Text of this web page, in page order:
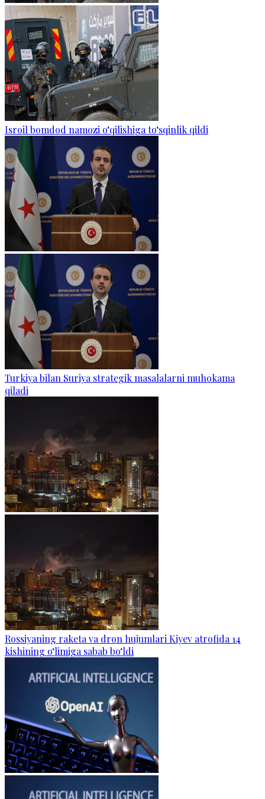
Isroil bomdod namozi o‘qilishiga to‘sqinlik qildi
Turkiya bilan Suriya strategik masalalarni muhokama
qiladi
Rossiyaning raketa va dron hujumlari Kiyev atrofida 14
kishining o‘limiga sabab bo‘ldi